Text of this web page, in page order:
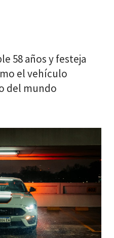
58 años y festeja
el vehículo
del mundo